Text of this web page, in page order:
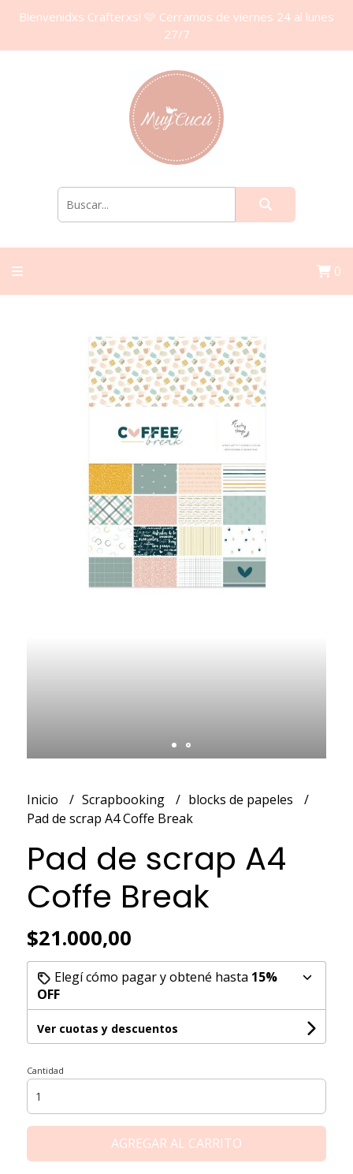
Bienvenidxs Crafterxs! 🩷 Cerramos de viernes 24 al lunes
27/7
0
Inicio Scrapbooking
blocks de papeles
Pad de scrap A4 Coffe Break
Pad de scrap A4
Coffe Break
$21.000,00
Elegí cómo pagar y obtené hasta 15%
OFF
Ver cuotas y descuentos
Cantidad
AGREGAR AL CARRITO